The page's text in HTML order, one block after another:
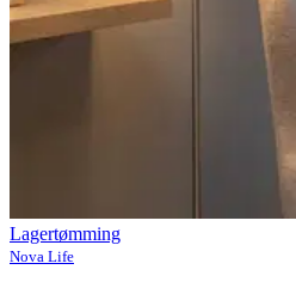
Lagertømming
Nova Life